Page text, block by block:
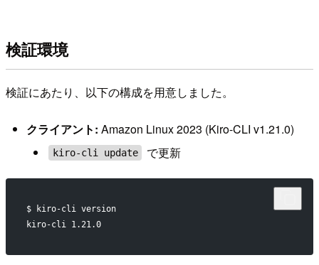
検証環境
検証にあたり、以下の構成を用意しました。
クライアント: Amazon Linux 2023 (Kiro-CLI v1.21.0)
kiro-cli update で更新
$ kiro-cli version
kiro-cli 1.21.0